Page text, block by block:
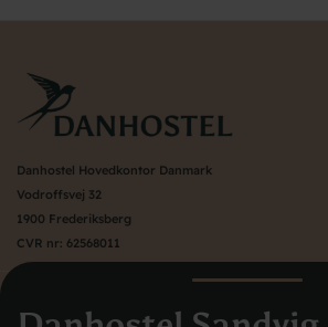
Danhostel Hovedkontor Danmark
Vodroffsvej 32
1900 Frederiksberg
CVR nr: 62568011